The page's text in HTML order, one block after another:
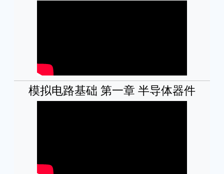
模拟电路基础 第一章 半导体器件